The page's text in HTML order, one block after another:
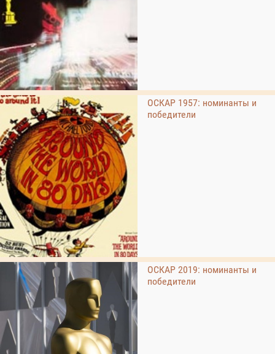
ОСКАР 1957: номинанты и
победители
ОСКАР 2019: номинанты и
победители